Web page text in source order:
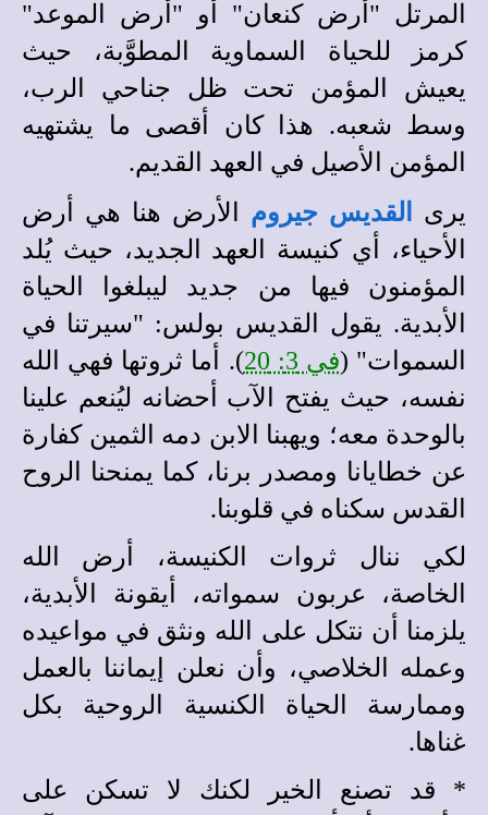
المرتل "أرض كنعان" أو "أرض الموعد"
كرمز للحياة السماوية المطوَّبة، حيث
يعيش المؤمن تحت ظل جناحي الرب،
وسط شعبه. هذا كان أقصى ما يشتهيه
المؤمن الأصيل في العهد القديم.
يرى
القديس جيروم الأرض هنا هي أرض
الأحياء، أي كنيسة العهد الجديد، حيث يُلد
المؤمنون فيها من جديد ليبلغوا الحياة
الأبدية. يقول القديس بولس: "سيرتنا في
السموات" (في 3: 20
). أما ثروتها فهي الله
نفسه، حيث يفتح الآب أحضانه ليُنعم علينا
بالوحدة معه؛ ويهبنا الابن دمه الثمين كفارة
عن خطايانا ومصدر برنا، كما يمنحنا الروح
القدس سكناه في قلوبنا.
لكي ننال ثروات الكنيسة، أرض الله
الخاصة، عربون سمواته، أيقونة الأبدية،
يلزمنا أن نتكل على الله ونثق في مواعيده
وعمله الخلاصي، وأن نعلن إيماننا بالعمل
وممارسة الحياة الكنسية الروحية بكل
غناها.
* قد تصنع الخير لكنك لا تسكن على